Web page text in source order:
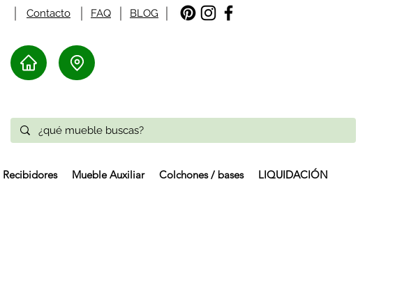
FAQ
Contacto BLOG
Recibidores Mueble Auxiliar Colchones / bases LIQUIDACIÓN